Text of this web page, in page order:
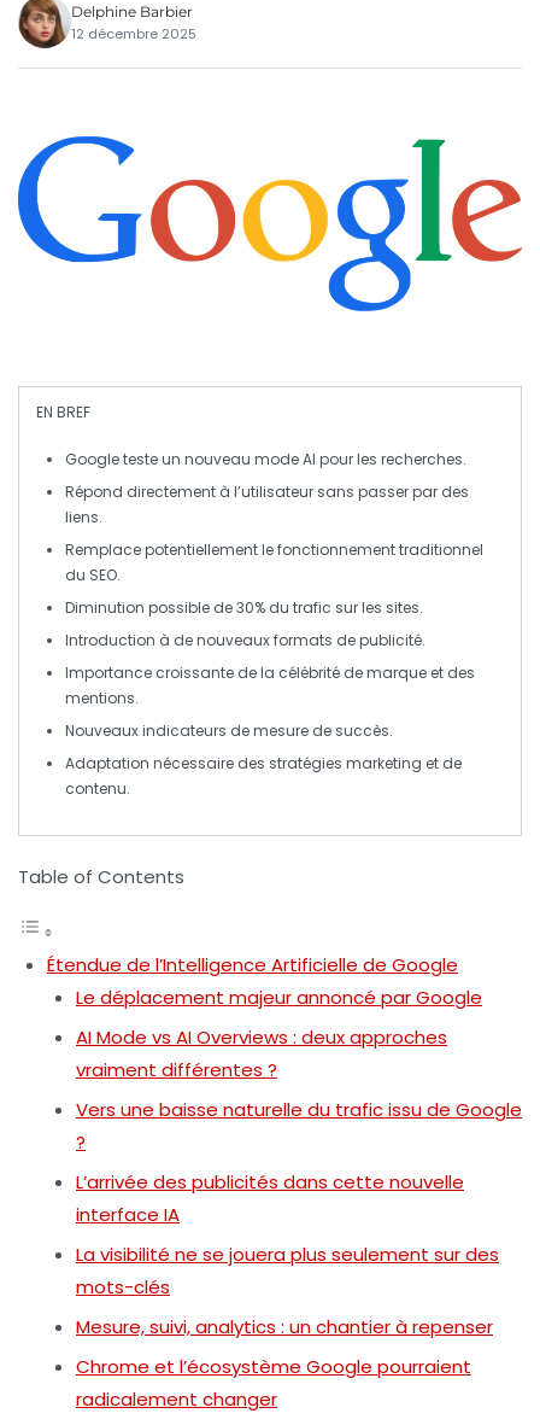
Delphine Barbier
12 décembre 2025
EN BREF
Googleteste un nouveau modeAI pour les recherches.
Répond directement à l’utilisateur sans passer par des
liens.
Remplace potentiellement le fonctionnement traditionnel
du SEO.
Diminution possible de30% du trafic sur les sites.
Introduction à de nouveaux formats depublicité.
Importance croissante de la célébrité de marque et des
mentions.
Nouveauxindicateurs de mesure de succès.
Adaptation nécessaire des stratégies marketing et de
contenu.
Table of Contents
Étendue de l’Intelligence Artificielle de Google
Le déplacement majeur annoncé par Google
AI Mode vs AI Overviews : deux approches
vraiment différentes ?
Vers une baisse naturelle du trafic issu de Google
?
L’arrivée des publicités dans cette nouvelle
interface IA
La visibilité ne se jouera plus seulement sur des
mots-clés
Mesure, suivi, analytics : un chantier à repenser
Chrome et l’écosystème Google pourraient
radicalement changer